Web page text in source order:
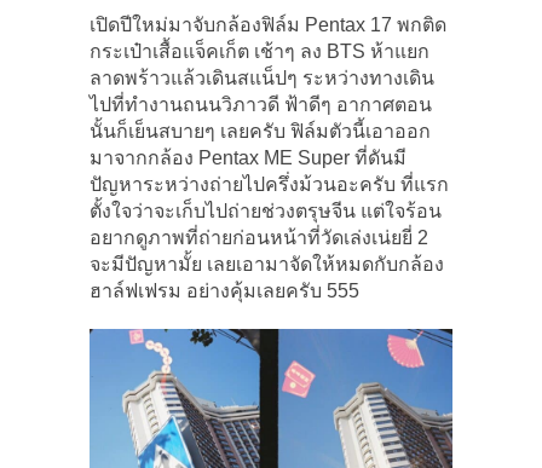
เปิดปีใหม่มาจับกล้องฟิล์ม Pentax 17 พกติด
กระเป๋าเสื้อแจ็คเก็ต เช้าๆ ลง BTS ห้าแยก
ลาดพร้าวแล้วเดินสแน็ปๆ ระหว่างทางเดิน
ไปที่ทำงานถนนวิภาวดี ฟ้าดีๆ อากาศตอน
นั้นก็เย็นสบายๆ เลยครับ ฟิล์มตัวนี้เอาออก
มาจากกล้อง Pentax ME Super ที่ดันมี
ปัญหาระหว่างถ่ายไปครึ่งม้วนอะครับ ที่แรก
ตั้งใจว่าจะเก็บไปถ่ายช่วงตรุษจีน แต่ใจร้อน
อยากดูภาพที่ถ่ายก่อนหน้าที่วัดเล่งเน่ยยี่ 2
จะมีปัญหามั้ย เลยเอามาจัดให้หมดกับกล้อง
ฮาล์ฟเฟรม อย่างคุ้มเลยครับ 555